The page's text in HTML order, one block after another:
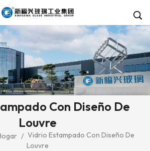
Con Diseño De
Louvre
/ Vidrio Estampado Con Diseño De
Louvre